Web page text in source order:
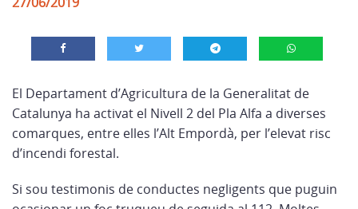
El Departament d’Agricultura de la Generalitat de
Catalunya ha activat el Nivell 2 del Pla Alfa a diverses
comarques, entre elles l’Alt Empordà, per l’elevat risc
d’incendi forestal.
Si sou testimonis de conductes negligents que puguin